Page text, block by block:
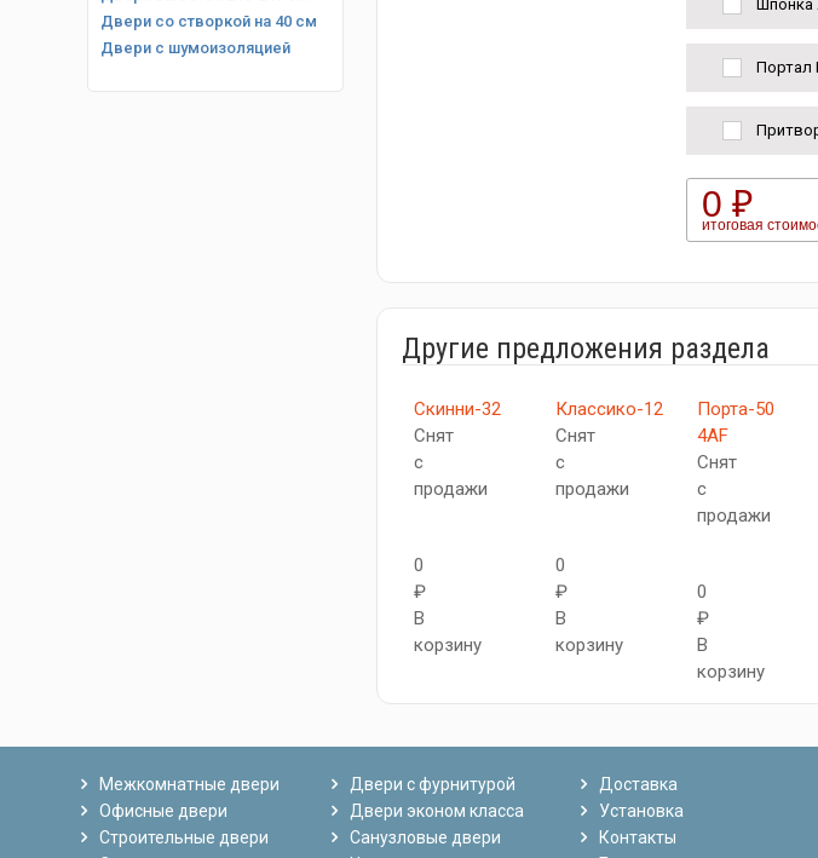
Двери со створкой на 40 см
Двери с шумоизоляцией
Шпонка
Портал
0 ₽
итоговая
Другие предложения раздела
Скинни-32
Снят
с
продажи
0
₽
В
корзину
Классико-12
Снят
с
продажи
0
₽
В
корзину
Порта-50
4AF
Снят
с
продажи
0
₽
В
корзину
Межкомнатные двери
Офисные двери
Строительные двери
Двери с фурнитурой
Двери эконом класса
Санузловые двери
Доставка
Установка
Контакты